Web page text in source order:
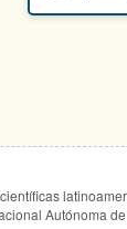
Autónoma